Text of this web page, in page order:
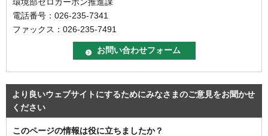
環境部ゼロカーボン推進課
電話番号：026-235-7341
ファックス：026-235-7491
より良いウェブサイトにするためにみなさまのご意見をお聞かせ
ください
このページの情報は役に立ちましたか？